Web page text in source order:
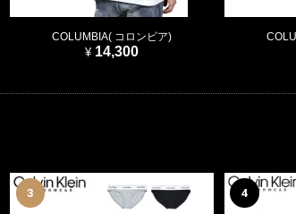
COLUMBIA( コロンビア)
14,300
3 4